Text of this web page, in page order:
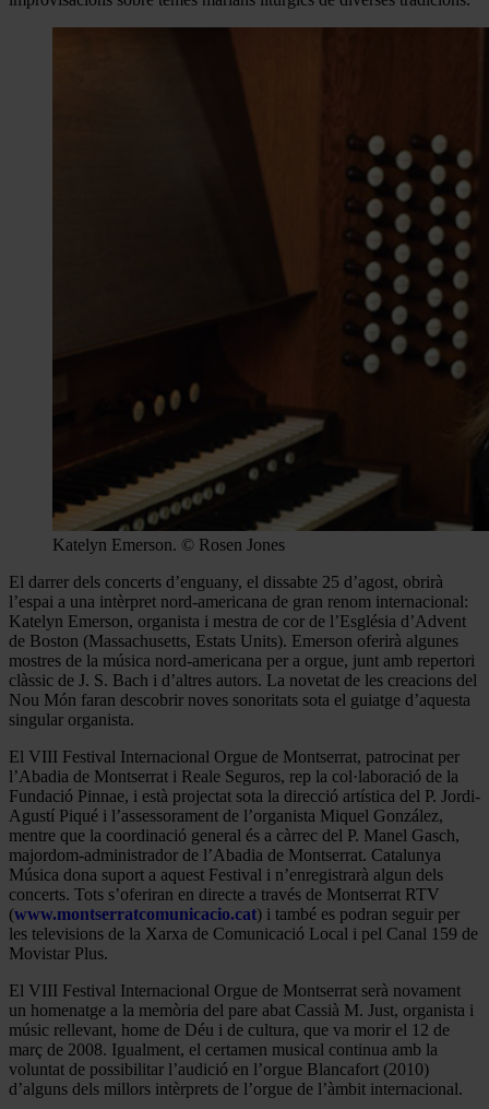
Katelyn Emerson. © Rosen Jones
El darrer dels concerts d’enguany, el dissabte 25 d’agost, obrirà
l’espai a una intèrpret nord-americana de gran renom internacional:
Katelyn Emerson, organista i mestra de cor de l’Església d’Advent
de Boston (Massachusetts, Estats Units). Emerson oferirà algunes
mostres de la música nord-americana per a orgue, junt amb repertori
clàssic de J. S. Bach i d’altres autors. La novetat de les creacions del
Nou Món faran descobrir noves sonoritats sota el guiatge d’aquesta
singular organista.
El VIII Festival Internacional Orgue de Montserrat, patrocinat per
l’Abadia de Montserrat i Reale Seguros, rep la col·laboració de la
Fundació Pinnae, i està projectat sota la direcció artística del P. Jordi-
Agustí Piqué i l’assessorament de l’organista Miquel González,
mentre que la coordinació general és a càrrec del P. Manel Gasch,
majordom-administrador de l’Abadia de Montserrat. Catalunya
Música dona suport a aquest Festival i n’enregistrarà algun dels
concerts. Tots s’oferiran en directe a través de Montserrat RTV
(www.montserratcomunicacio.cat) i també es podran seguir per
les televisions de la Xarxa de Comunicació Local i pel Canal 159 de
Movistar Plus.
El VIII Festival Internacional Orgue de Montserrat serà novament
un homenatge a la memòria del pare abat Cassià M. Just, organista i
músic rellevant, home de Déu i de cultura, que va morir el 12 de
març de 2008. Igualment, el certamen musical continua amb la
voluntat de possibilitar l’audició en l’orgue Blancafort (2010)
d’alguns dels millors intèrprets de l’orgue de l’àmbit internacional.